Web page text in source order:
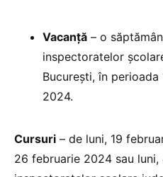
Vacanță – o
inspectoratelor
București, în
2024.
Cursuri – de luni, 19
26 februarie 2024 sau